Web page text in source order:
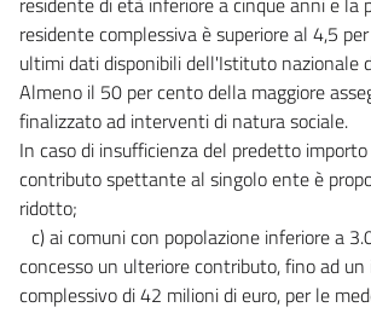
residente complessiva è superiore al 4,5
ultimi dati disponibili dell'Istituto nazionale
Almeno il 50 per cento della maggiore
finalizzato ad interventi di natura sociale.
In caso di insufficienza del predetto
contributo spettante al singolo ente è
ridotto;
c) ai comuni con popolazione inferiore a
concesso un ulteriore contributo, fino ad
complessivo di 42 milioni di euro, per le